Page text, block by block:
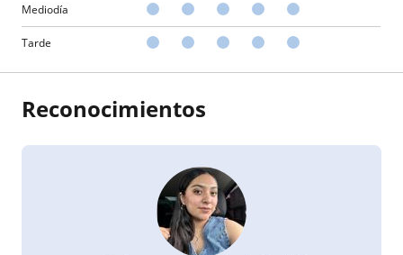
Mediodía
Tarde
Reconocimientos